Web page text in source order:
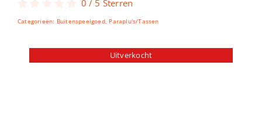
Spellen
Puzzels
0 / 5 Sterren
Categorieën: Buitenspeelgoed, Paraplu's/Tassen
Uitverkocht